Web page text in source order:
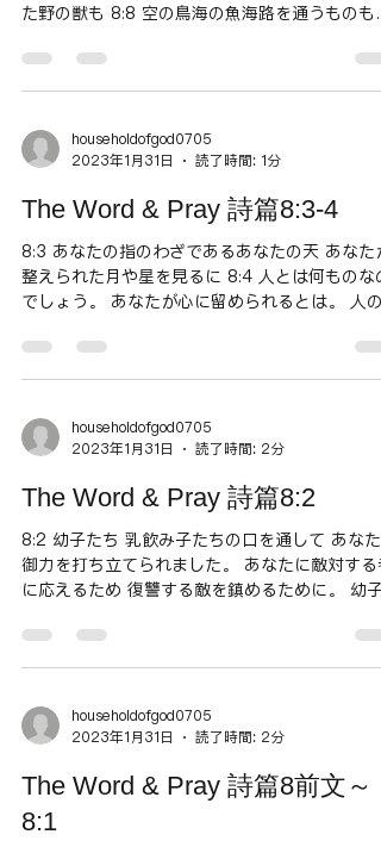
た野の獣も 8:8 空の鳥海の魚海路を通うものも。
にわたり なんと力に満ちていることでしょう。...
householdofgod0705
2023年1月31日
読了時間: 1分
The Word & Pray 詩篇8:3-4
8:3 あなたの指のわざであるあなたの天 あなたが
整えられた月や星を見るに 8:4 人とは何ものなの
でしょう。 あなたが心に留められるとは。 人の
てくださるとは。 アポロ15号で月に着陸したジ
ム・アーウィンは、月面で「神の臨在...
householdofgod0705
2023年1月31日
読了時間: 2分
The Word & Pray 詩篇8:2
8:2 幼子たち 乳飲み子たちの口を通して あなた
御力を打ち立てられました。 あなたに敵対する者
に応えるため 復讐する敵を鎮めるために。 幼子
ほど弱く、ましてや乳飲み子ならば無力に近いに
もかかわらず、神はこのような小さな者をも...
householdofgod0705
2023年1月31日
読了時間: 2分
The Word & Pray 詩篇8前文～
8:1